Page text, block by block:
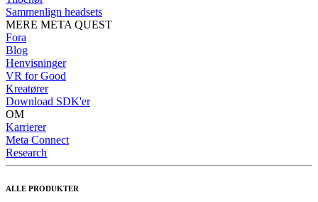
Sammenlign headsets
MERE META QUEST
Fora
Blog
Henvisninger
VR for Good
Kreatører
Download SDK'er
OM
Karrierer
Meta Connect
Research
ALLE PRODUKTER